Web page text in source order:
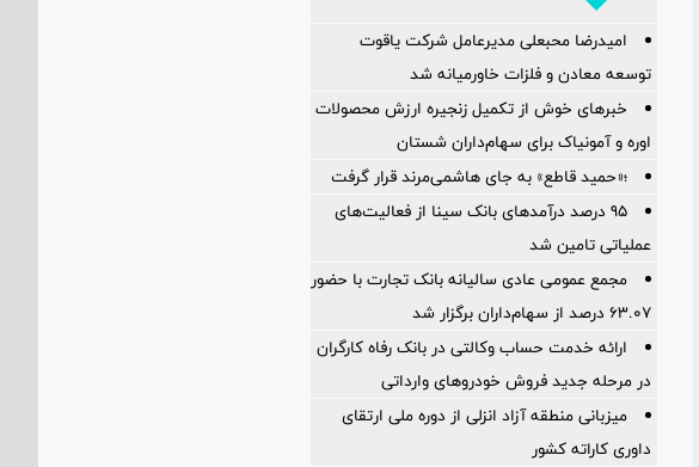
امیدرضا محبعلی مدیرعامل شرکت یاقوت
توسعه معادن و فلزات خاورمیانه شد
خبرهای خوش از تکمیل زنجیره ارزش محصولات
اوره و آمونیاک برای سهام‌داران شستان
؛«حمید قاطع» به جای هاشمی‌مرند قرار گرفت
95 درصد درآمدهای بانک سینا از فعالیت‌های
عملیاتی تامین شد
مجمع عمومی عادی سالیانه بانک تجارت با حضور
۶۳.۰۷ درصد از سهام‌داران برگزار شد
ارائه خدمت حساب وکالتی در بانک رفاه کارگران
در مرحله جدید فروش خودروهای وارداتی
میزبانی منطقه آزاد انزلی از دوره ملی ارتقای
داوری كاراته كشور